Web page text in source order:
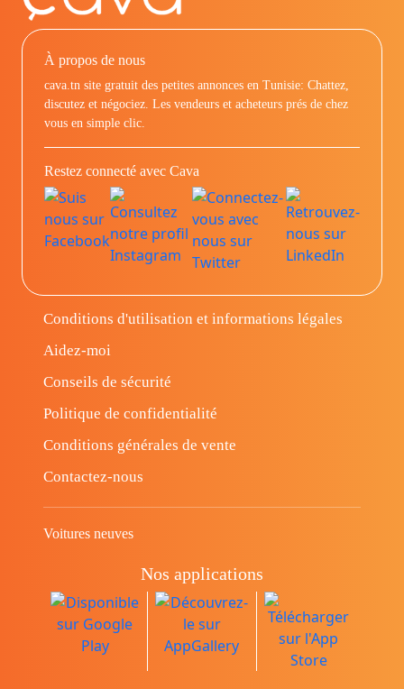
À propos de nous
cava.tn site gratuit des petites annonces en Tunisie: Chattez,
discutez et négociez. Les vendeurs et acheteurs prés de chez
vous en simple clic.
Restez connecté avec Cava
Conditions d'utilisation et informations légales
Aidez-moi
Conseils de sécurité
Politique de confidentialité
Conditions générales de vente
Contactez-nous
Voitures neuves
Nos applications